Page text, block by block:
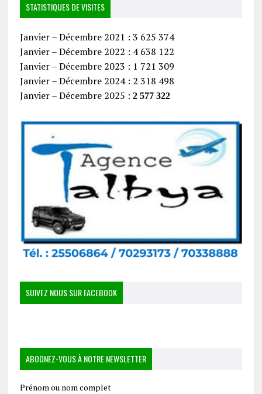
STATISTIQUES DE VISITES
Janvier – Décembre 2021 : 3 625 374
Janvier – Décembre 2022 : 4 638 122
Janvier – Décembre 2023 : 1 721 309
Janvier – Décembre 2024 : 2 318 498
Janvier – Décembre 2025 : 2 577 322
SUIVEZ NOUS SUR FACEBOOK
ABOONEZ-VOUS À NOTRE NEWSLETTER
Prénom ou nom complet